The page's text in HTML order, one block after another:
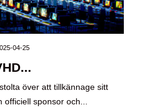
04-25
över att tillkännage sitt
sponsor och...